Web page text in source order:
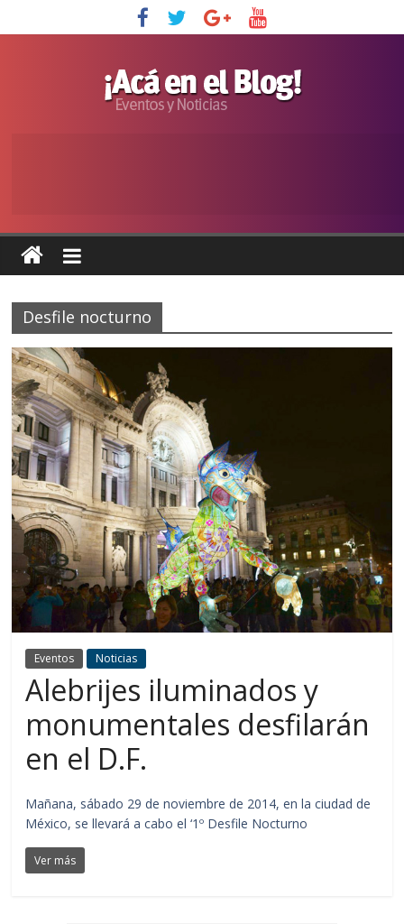
Desfile nocturno
Eventos Noticias
Alebrijes iluminados y
monumentales desfilarán
en el D.F.
Mañana, sábado 29 de noviembre de 2014, en la ciudad de
México, se llevará a cabo el ‘1º Desfile Nocturno
Ver más